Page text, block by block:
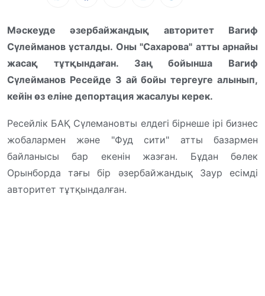
Мәскеуде әзербайжандық авторитет Вагиф
Сүлейманов ұсталды. Оны "Сахарова" атты арнайы
жасақ тұтқындаған. Заң бойынша Вагиф
Сүлейманов Ресейде 3 ай бойы тергеуге алынып,
кейін өз еліне депортация жасалуы керек.
Ресейлік БАҚ Сүлемановты елдегі бірнеше ірі бизнес
жобалармен және "Фуд сити" атты базармен
байланысы бар екенін жазған. Бұдан бөлек
Орынборда тағы бір әзербайжандық Заур есімді
авторитет тұтқындалған.